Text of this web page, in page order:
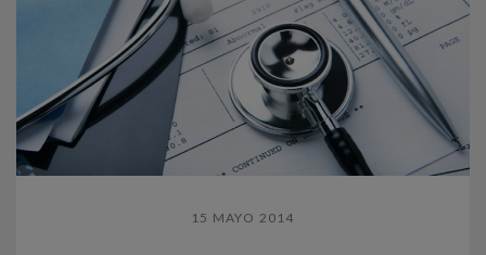
15 MAYO 2014